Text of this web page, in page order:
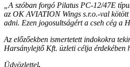
„A szóban forgó Pilatus PC-12/47E
az OK AVIATION Wings s.r.o.-val
adni. Ezen jogosultságért a cseh cég a
Az előzőekben ismertetett indokokra
Harsánylejtő Kft. üzleti célja érdekében
Üdvözlettel,